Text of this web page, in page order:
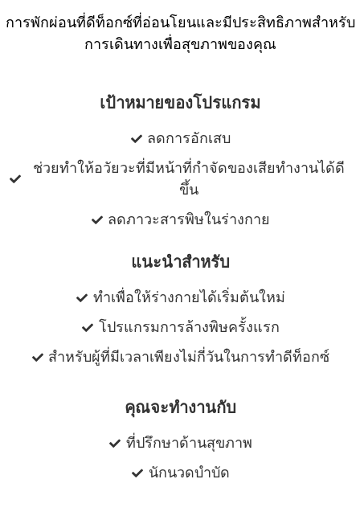
การพักผ่อนที่ดีท็อกซ์ที่อ่อนโยนและมีประสิทธิภาพสําหรับ
การเดินทางเพื่อสุขภาพของคุณ
เป้าหมายของโปรแกรม
ลดการอักเสบ
ช่วยทำให้อวัยวะที่มีหน้าที่กําจัดของเสียทำงานได้ดี
ขึ้น
ลดภาวะสารพิษในร่างกาย
แนะนําสําหรับ
ทำเพื่อให้ร่างกายได้เริ่มต้นใหม่
โปรแกรมการล้างพิษครั้งแรก
สำหรับผู้ที่มีเวลาเพียงไม่กี่วันในการทำดีท็อกซ์
คุณจะทํางานกับ
ที่ปรึกษาด้านสุขภาพ
นักนวดบําบัด